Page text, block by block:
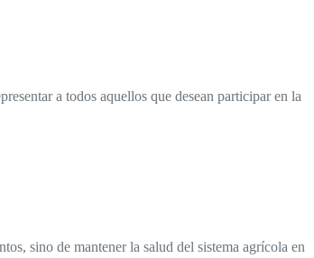
a todos aquellos que desean participar en la
sino de mantener la salud del sistema agrícola en